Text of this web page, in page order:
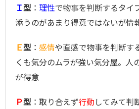
Ｉ型 ： 理性で物事を判断するタイ
添うのがあまり得意ではないが情
Ｅ型 ： 感情や直感で物事を判断す
くも気分のムラが強い気分屋。人
が得意
Ｐ型 ：取り合えず行動 してみて判